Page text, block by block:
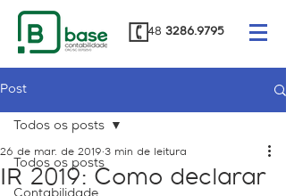
48 3286.9795
Post
Todos os posts
Todos os posts
IR 2019: Como declarar
26 de mar. de 2019 3 min de leitura